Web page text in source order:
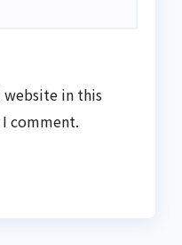
website in this
comment.